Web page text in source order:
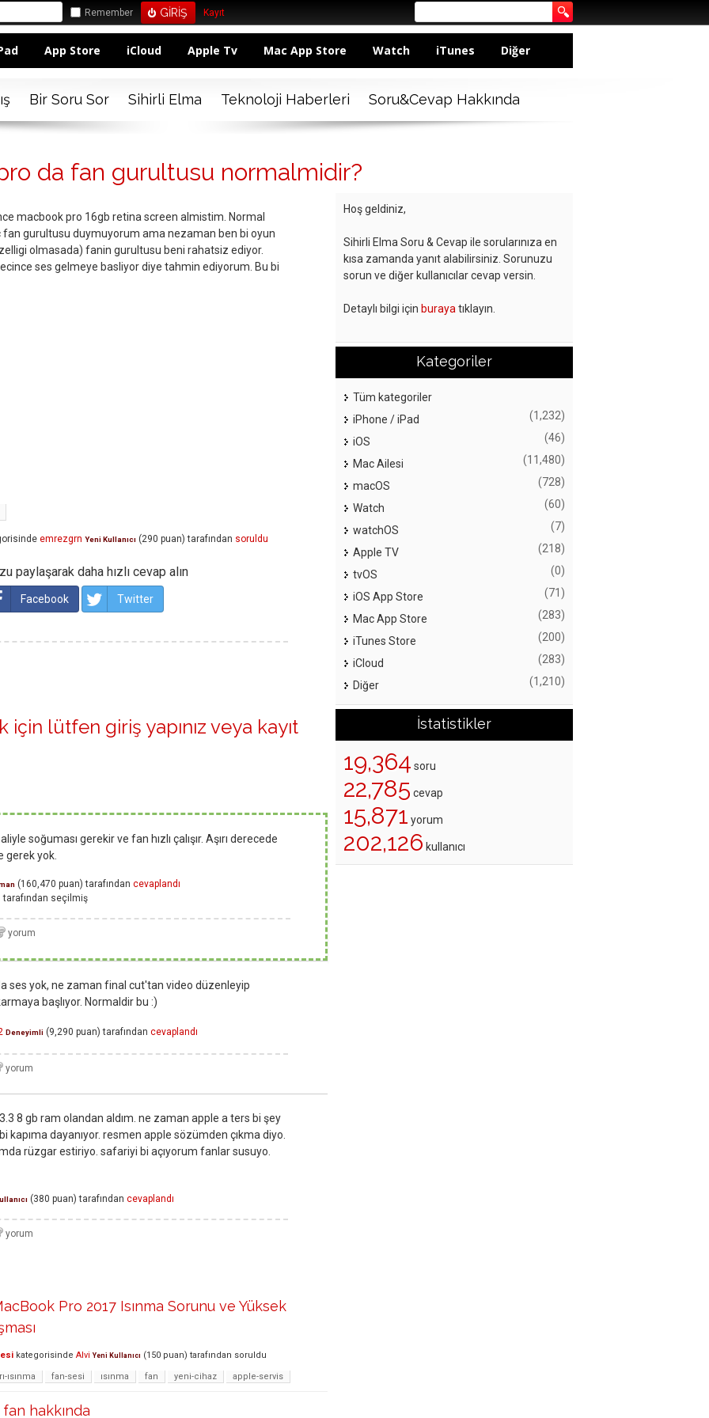
Remember Kayıt
App Store iCloud Apple Tv Mac App Store Watch iTunes Diğer
Bir Soru Sor Sihirli Elma Teknoloji Haberleri Soru&Cevap Hakkında
da fan gurultusu normalmidir?
macbook pro 16gb retina screen almistim. Normal
gurultusu duymuyorum ama nezaman ben bi oyun
olmasada) fanin gurultusu beni rahatsiz ediyor.
ses gelmeye basliyor diye tahmin ediyorum. Bu bi
emrezgrn Yeni Kullanıcı (290 puan) tarafından soruldu
paylaşarak daha hızlı cevap alın
Facebook Twitter
için lütfen giriş yapınız veya kayıt
soğuması gerekir ve fan hızlı çalışır. Aşırı derecede
gerek yok.
(160,470 puan) tarafından cevaplandı
tarafından seçilmiş
ses yok, ne zaman final cut'tan video düzenleyip
başlıyor. Normaldir bu :)
Deneyimli (9,290 puan) tarafından cevaplandı
8 gb ram olandan aldım. ne zaman apple a ters bi şey
kapıma dayanıyor. resmen apple sözümden çıkma diyo.
rüzgar estiriyo. safariyi bi açıyorum fanlar susuyo.
(380 puan) tarafından cevaplandı
Pro 2017 Isınma Sorunu ve Yüksek
kategorisinde Alvi Yeni Kullanıcı (150 puan) tarafından soruldu
ısınma fan-sesi ısınma fan yeni-cihaz apple-servis
hakkında
Hoş geldiniz,
Sihirli Elma Soru & Cevap ile sorularınıza en
kısa zamanda yanıt alabilirsiniz. Sorunuzu
sorun ve diğer kullanıcılar cevap versin.
Detaylı bilgi için buraya tıklayın.
Kategoriler
Tüm kategoriler
iPhone / iPad
(1,232)
iOS (46)
Mac Ailesi (11,480)
macOS (728)
Watch (60)
watchOS (7)
Apple TV (218)
tvOS (0)
iOS App Store (71)
Mac App Store (283)
iTunes Store (200)
iCloud (283)
Diğer (1,210)
İstatistikler
19,364 soru
22,785 cevap
15,871 yorum
202,126 kullanıcı